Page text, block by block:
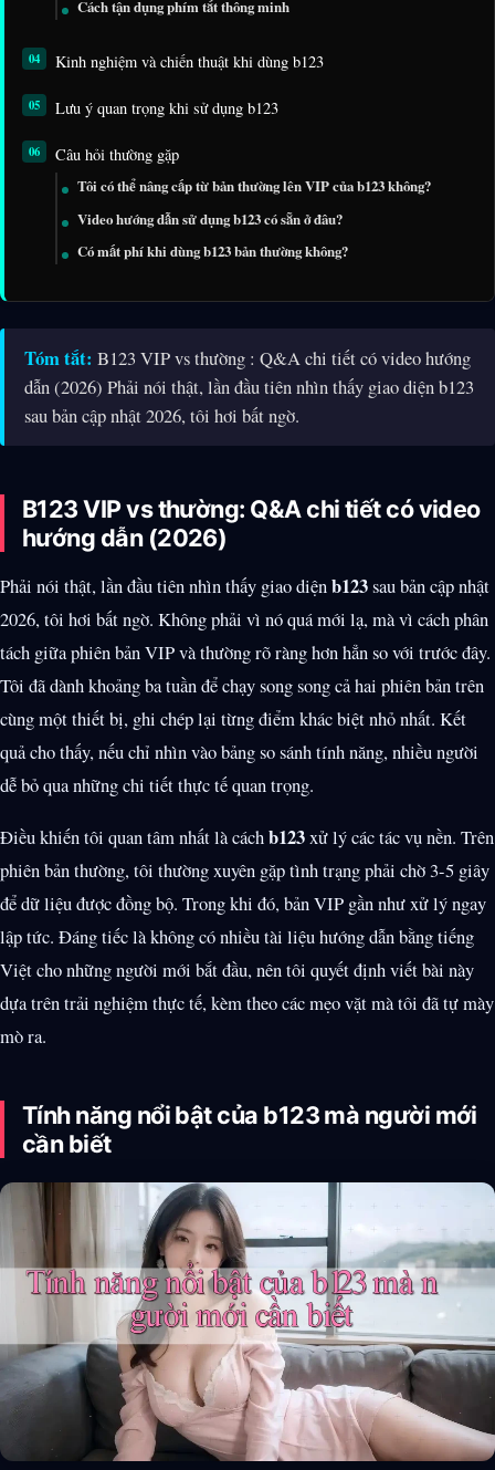
Cách tận dụng phím tắt thông minh
Kinh nghiệm và chiến thuật khi dùng b123
Lưu ý quan trọng khi sử dụng b123
Câu hỏi thường gặp
Tôi có thể nâng cấp từ bản thường lên VIP của b123 không?
Video hướng dẫn sử dụng b123 có sẵn ở đâu?
Có mất phí khi dùng b123 bản thường không?
Tóm tắt: B123 VIP vs thường : Q&A chi tiết có video hướng
dẫn (2026) Phải nói thật, lần đầu tiên nhìn thấy giao diện b123
sau bản cập nhật 2026, tôi hơi bất ngờ.
B123 VIP vs thường: Q&A chi tiết có video
hướng dẫn (2026)
Phải nói thật, lần đầu tiên nhìn thấy giao diệnb123sau bản cập nhật
2026, tôi hơi bất ngờ. Không phải vì nó quá mới lạ, mà vì cách phân
tách giữa phiên bản VIP và thường rõ ràng hơn hẳn so với trước đây.
Tôi đã dành khoảng ba tuần để chạy song song cả hai phiên bản trên
cùng một thiết bị, ghi chép lại từng điểm khác biệt nhỏ nhất. Kết
quả cho thấy, nếu chỉ nhìn vào bảng so sánh tính năng, nhiều người
dễ bỏ qua những chi tiết thực tế quan trọng.
Điều khiến tôi quan tâm nhất là cáchb123xử lý các tác vụ nền. Trên
phiên bản thường, tôi thường xuyên gặp tình trạng phải chờ 3-5 giây
để dữ liệu được đồng bộ. Trong khi đó, bản VIP gần như xử lý ngay
lập tức. Đáng tiếc là không có nhiều tài liệu hướng dẫn bằng tiếng
Việt cho những người mới bắt đầu, nên tôi quyết định viết bài này
dựa trên trải nghiệm thực tế, kèm theo các mẹo vặt mà tôi đã tự mày
mò ra.
Tính năng nổi bật của b123 mà người mới
cần biết